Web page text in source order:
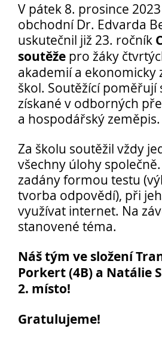
Opravné zkoušky a
Podzimní maturitní
Pro
uchazeče
V pátek 8. prosince
obchodní Dr. Edvarda
uskutečnil již 23. ročník
soutěže pro žáky
akademií a
škol. Soutěžící
získané v odborných
a hospodářský zeměpis.
Za školu soutěžil vždy
všechny úlohy
zadány formou testu
tvorba odpovědí), při
využívat internet. Na
stanovené téma.
Náš tým ve složení
Porkert (4B) a Natálie
2. místo!
Gratulujeme!